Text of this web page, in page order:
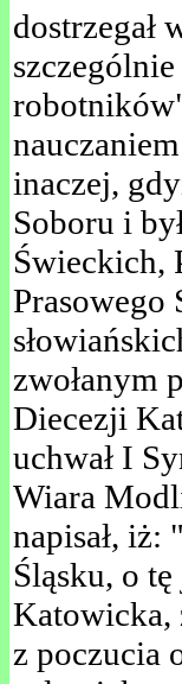
dostrzegał
inaczej,
Soboru i
Świeckich,
Prasowego
zwołanym
Diecezji
uchwał I
Wiara
napisał, iż:
Śląsku, o
Katowicka,
z poczucia